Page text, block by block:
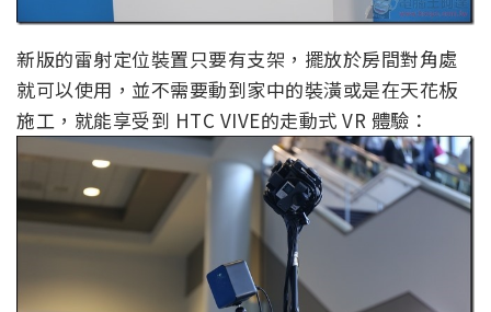
新版的雷射定位裝置只要有支架，擺放於房間對角處
就可以使用，並不需要動到家中的裝潢或是在天花板
施工，就能享受到 HTC VIVE的走動式 VR 體驗：